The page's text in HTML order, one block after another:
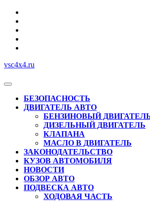
Перейти
содержимому
vsc4x4.ru
Кнопка
ОткрытьБЕЗОПАСНОСТЬ
ДВИГАТЕЛЬ АВТО
БЕНЗИНОВЫЙ
ДИЗЕЛЬНЫЙ ДВИГАТЕЛЬ
КЛАПАНА
МАСЛО В ДВИГАТЕЛЬ
ЗАКОНОДАТЕЛЬСТВО
КУЗОВ АВТОМОБИЛЯ
НОВОСТИ
ОБЗОР АВТО
ПОДВЕСКА АВТО
ХОДОВАЯ ЧАСТЬ